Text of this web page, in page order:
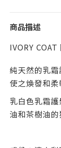
商品描述
IVORY
純天然的乳
使之煥發和
乳白色乳霜
油和茶樹油